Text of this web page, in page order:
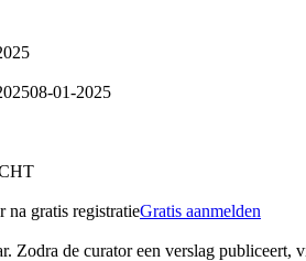
08-01-2025
na gratis registratieGratis aanmelden
Zodra de curator een verslag publiceert,